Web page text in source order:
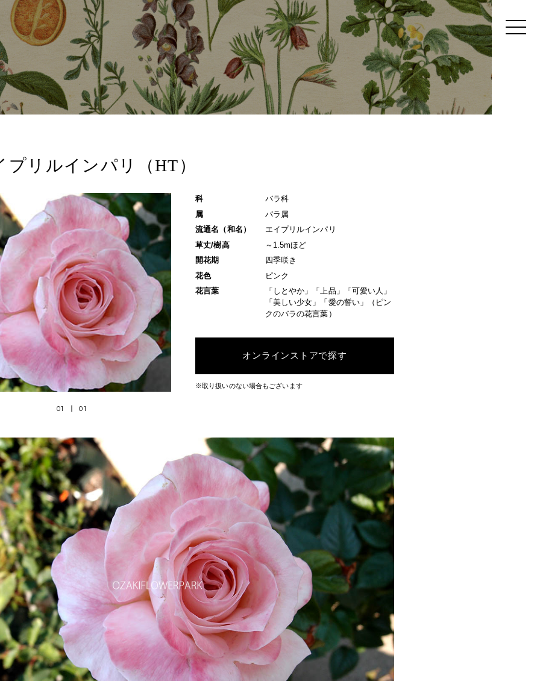
プリルインパリ（HT）
01 01
科
バラ科
属
バラ属
流通名（和名）
エイプリルインパリ
草丈/樹高
～1.5mほど
開花期
四季咲き
花色
ピンク
花言葉
「しとやか」「上品」「可愛い人」
「美しい少女」「愛の誓い」（ピン
クのバラの花言葉）
オンラインストアで探す
※取り扱いのない場合もございます